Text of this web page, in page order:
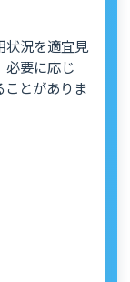
状況を適宜見
必要に応じ
ことがありま